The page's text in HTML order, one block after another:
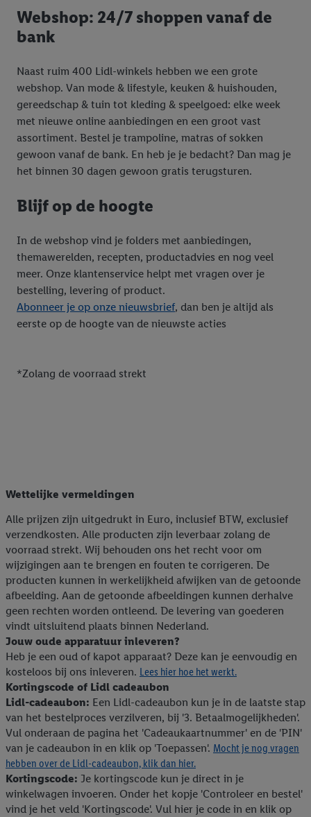
Webshop: 24/7 shoppen vanaf de
bank
Naast ruim 400 Lidl-winkels hebben we een grote
webshop. Van mode & lifestyle, keuken & huishouden,
gereedschap & tuin tot kleding & speelgoed: elke week
met nieuwe online aanbiedingen en een groot vast
assortiment. Bestel je trampoline, matras of sokken
gewoon vanaf de bank. En heb je je bedacht? Dan mag je
het binnen 30 dagen gewoon gratis terugsturen.
Blijf op de hoogte
In de webshop vind je folders met aanbiedingen,
themawerelden, recepten, productadvies en nog veel
meer. Onze klantenservice helpt met vragen over je
bestelling, levering of product.
Abonneer je op onze nieuwsbrief, dan ben je altijd als
eerste op de hoogte van de nieuwste acties
*Zolang de voorraad strekt
Wettelijke vermeldingen
Alle prijzen zijn uitgedrukt in Euro, inclusief BTW, exclusief
verzendkosten. Alle producten zijn leverbaar zolang de
voorraad strekt. Wij behouden ons het recht voor om
wijzigingen aan te brengen en fouten te corrigeren. De
producten kunnen in werkelijkheid afwijken van de getoonde
afbeelding. Aan de getoonde afbeeldingen kunnen derhalve
geen rechten worden ontleend. De levering van goederen
vindt uitsluitend plaats binnen Nederland.
Jouw oude apparatuur inleveren?
Heb je een oud of kapot apparaat? Deze kan je eenvoudig en
kosteloos bij ons inleveren. Lees hier hoe het werkt.
Kortingscode of Lidl cadeaubon
Lidl-cadeaubon: Een Lidl-cadeaubon kun je in de laatste stap
van het bestelproces verzilveren, bij '3. Betaalmogelijkheden'.
Vul onderaan de pagina het 'Cadeaukaartnummer' en de 'PIN'
van je cadeaubon in en klik op 'Toepassen'. Mocht je nog vragen
hebben over de Lidl-cadeaubon, klik dan hier.
Kortingscode: Je kortingscode kun je direct in je
winkelwagen invoeren. Onder het kopje 'Controleer en bestel'
vind je het veld 'Kortingscode'. Vul hier je code in en klik op